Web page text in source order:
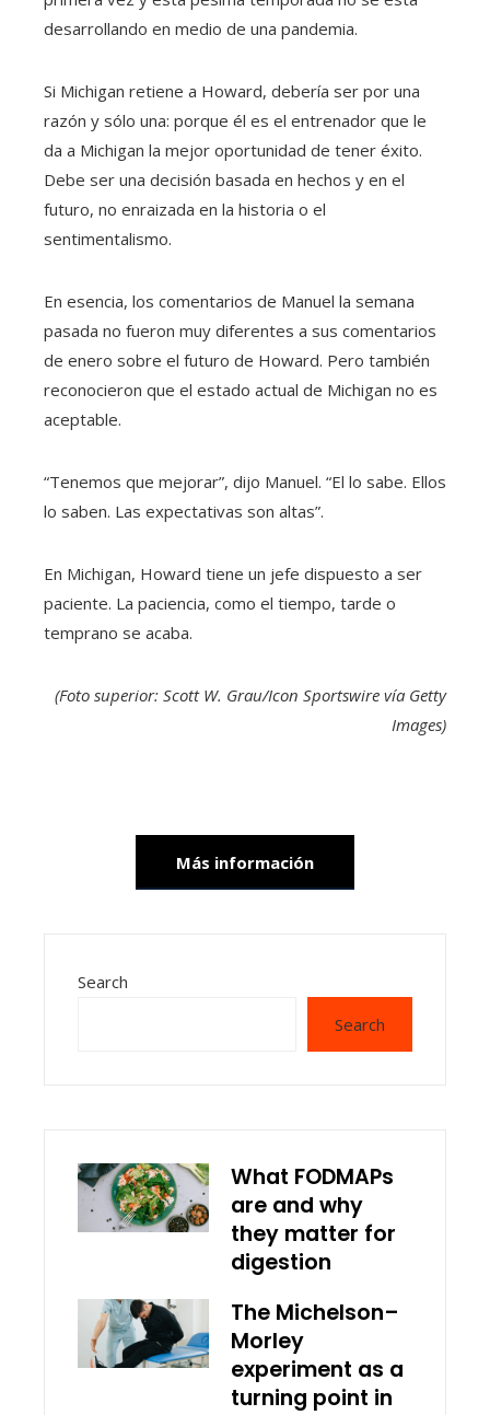
desarrollando en medio de una pandemia.
Si Michigan retiene a Howard, debería ser por una
razón y sólo una: porque él es el entrenador que le
da a Michigan la mejor oportunidad de tener éxito.
Debe ser una decisión basada en hechos y en el
futuro, no enraizada en la historia o el
sentimentalismo.
En esencia, los comentarios de Manuel la semana
pasada no fueron muy diferentes a sus comentarios
de enero sobre el futuro de Howard. Pero también
reconocieron que el estado actual de Michigan no es
aceptable.
“Tenemos que mejorar”, dijo Manuel. “El lo sabe. Ellos
lo saben. Las expectativas son altas”.
En Michigan, Howard tiene un jefe dispuesto a ser
paciente. La paciencia, como el tiempo, tarde o
temprano se acaba.
(Foto superior: Scott W. Grau/Icon Sportswire vía Getty
Images)
Más información
Search
Search
What FODMAPs
are and why
they matter for
digestion
The Michelson–
Morley
experiment as a
turning point in